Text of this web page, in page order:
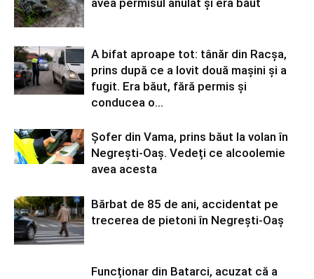
avea permisul anulat și era băut
A bifat aproape tot: tânăr din Racșa,
prins după ce a lovit două mașini și a
fugit. Era băut, fără permis și
conducea o...
Șofer din Vama, prins băut la volan în
Negrești-Oaș. Vedeți ce alcoolemie
avea acesta
Bărbat de 85 de ani, accidentat pe
trecerea de pietoni în Negrești-Oaș
Funcționar din Batarci, acuzat că a